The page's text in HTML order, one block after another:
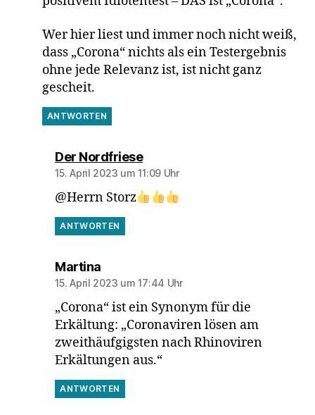
Wer hier liest und immer noch nicht weiß,
dass „Corona“ nichts als ein Testergebnis
ohne jede Relevanz ist, ist nicht ganz
gescheit.
ANTWORTEN
Der Nordfriesesagt:
15. April 2023 um 11:09 Uhr
@Herrn Storz
ANTWORTEN
Martinasagt:
15. April 2023 um 17:44 Uhr
„Corona“ ist ein Synonym für die
Erkältung: „Coronaviren lösen am
zweithäufgigsten nach Rhinoviren
Erkältungen aus.“
ANTWORTEN